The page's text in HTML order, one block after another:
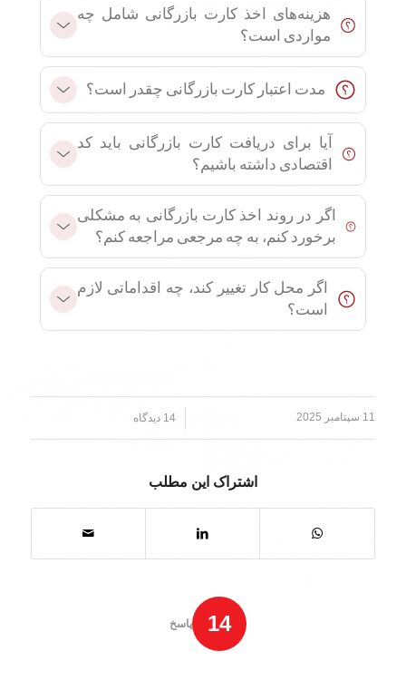
هزینه‌های اخذ کارت بازرگانی شامل چه
مواردی است؟
مدت اعتبار کارت بازرگانی چقدر است؟
آیا برای دریافت کارت بازرگانی باید کد
اقتصادی داشته باشیم؟
اگر در روند اخذ کارت بازرگانی به مشکلی
برخورد کنم، به چه مرجعی مراجعه کنم؟
اگر محل کار تغییر کند، چه اقداماتی لازم
است؟
11 سپتامبر 2025 14 دیدگاه
اشتراک این مطلب
14 پاسخ